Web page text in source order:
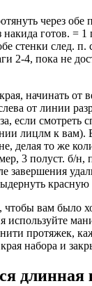
через обе
готов. = 1
стенки след. п.
2-4, пока не
начинать от
от линии
если смотреть
лицлм к вам).
делая то же
3 полуст. б/н,
завершения
красную
чтобы вам было
используйте
нити протяжек,
набора и
длинная